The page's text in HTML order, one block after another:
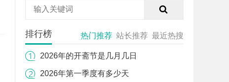
排行榜 热门推荐 站长推荐 最近热搜
2026年的开斋节是几月几日
2026年第一季度有多少天